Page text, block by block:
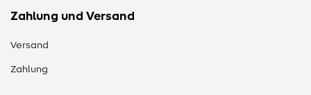
Zahlung und Versand
Versand
Zahlung